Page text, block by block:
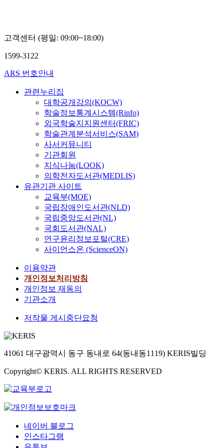
고객센터 (평일: 09:00~18:00)
1599-3122
ARS 번호안내
관련누리집
대학공개강의(KOCW)
학술정보통계시스템(Rinfo)
외국학술지지원센터(FRIC)
학술관계분석서비스(SAM)
사서커뮤니티
기관회원
지식나눔(LOOK)
의학전자도서관(MEDLIS)
유관기관 사이트
교육부(MOE)
국립장애인도서관(NLD)
국립중앙도서관(NL)
국회도서관(NAL)
연구윤리정보포털(CRE)
사이언스온 (ScienceON)
이용약관
개인정보처리방침
개인정보 재동의
기관소개
저작물 게시중단요청
41061 대구광역시 동구 동내로 64(동내동1119) KERIS빌딩
Copyright© KERIS. ALL RIGHTS RESERVED
네이버 블로그
인스타그램